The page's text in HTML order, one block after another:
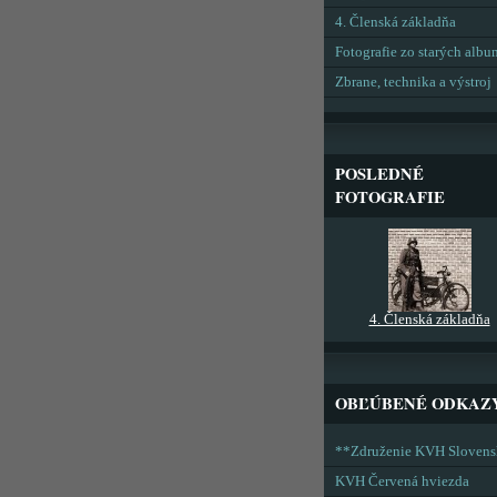
4. Členská základňa
Fotografie zo starých
Zbrane, technika a výstroj
POSLEDNÉ
FOTOGRAFIE
4. Členská základňa
OBĽÚBENÉ
**Združenie KVH
KVH Červená hviezda